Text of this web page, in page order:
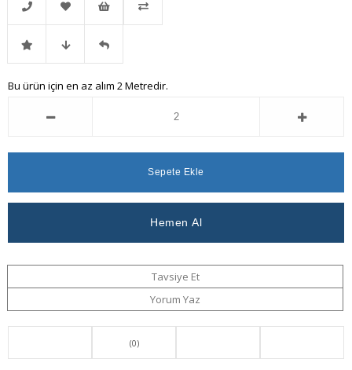
Telefonla
Sipariş
Favorilere
Ekle
İstek
Listeme
İndirimli Fiyat
Ver
Gelince
Bu ürün için en az alım 2 Metredir.
Tavsiye Et
Yorum Yaz
(0)